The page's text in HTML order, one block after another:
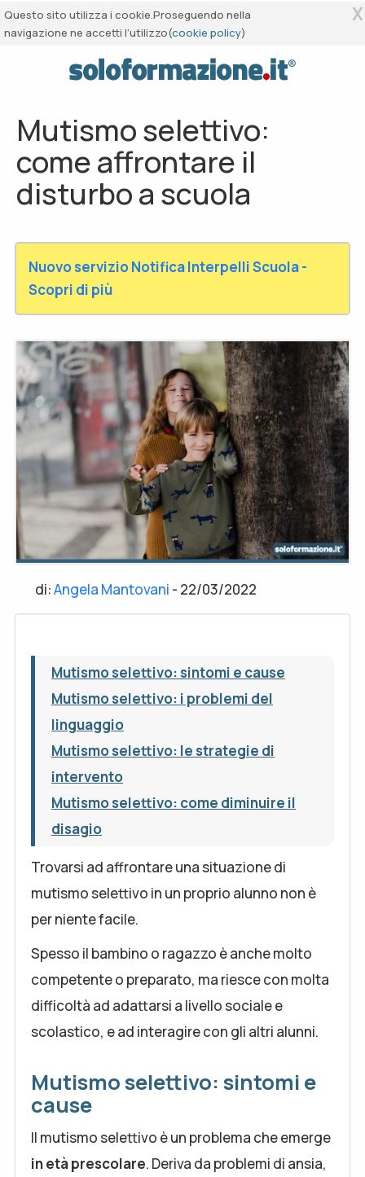
Questo sito utilizza i cookie.Proseguendo nella
navigazione ne accetti l’utilizzo(cookie policy)
X
Mutismo selettivo:
come affrontare il
disturbo a scuola
Nuovo servizio Notifica Interpelli Scuola -
Scopri di più
di:Angela Mantovani - 22/03/2022
Mutismo selettivo: sintomi e cause
Mutismo selettivo: i problemi del
linguaggio
Mutismo selettivo: le strategie di
intervento
Mutismo selettivo: come diminuire il
disagio
Trovarsi ad affrontare una situazione di
mutismo selettivo in un proprio alunno non è
per niente facile.
Spesso il bambino o ragazzo è anche molto
competente o preparato, ma riesce con molta
difficoltà ad adattarsi a livello sociale e
scolastico, e ad interagire con gli altri alunni.
Mutismo selettivo: sintomi e
cause
Il mutismo selettivo è un problema che emerge
in età prescolare. Deriva da problemi di ansia,